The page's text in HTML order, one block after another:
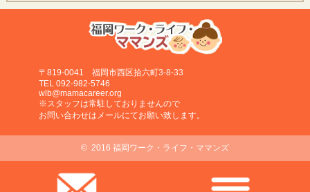
〒819-0041 福岡市西区拾六町3-8-33
TEL 092-982-5746
wlb@mamacareer.org
※スタッフは常駐しておりませんので
お問い合わせはメールにてお願い致します。
© 2016 福岡ワーク・ライフ・ママンズ